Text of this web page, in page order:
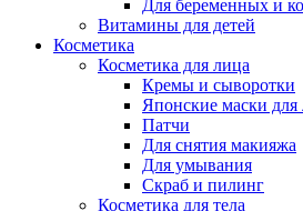
Для беременных и
Витамины для детей
Косметика
Косметика для лица
Кремы и сыворотки
Японские маски для
Патчи
Для снятия макияжа
Для умывания
Скраб и пилинг
Косметика для тела